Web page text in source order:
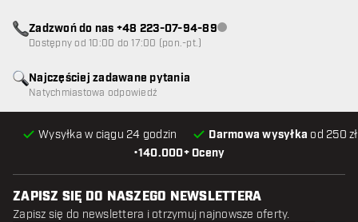
•140.000+ Oceny
Wysyłka w ciągu 24 godzin Darmowa wysyłka od 250
Najczęściej zadawane pytania
Natychmiastowa odpowiedź
Zadzwoń do nas +48 223-07-94-89Obsługa klienta niedostępna
Dostępny od 10:00 do 17:00 (pon.-pt.)
ZAPISZ SIĘ DO NASZEGO NEWSLETTERA
Zapisz się do newslettera i otrzymuj najnowsze oferty.